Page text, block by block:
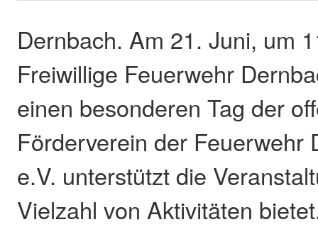
Dernbach. Am 21. Juni, um
Freiwillige Feuerwehr
einen besonderen Tag der
Förderverein der Feuerwehr
e.V. unterstützt die
Vielzahl von Aktivitäten